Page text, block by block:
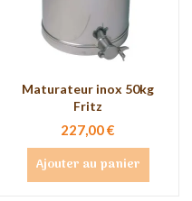
Maturateur inox 50kg
Fritz
227,00 €
Ajouter au panier